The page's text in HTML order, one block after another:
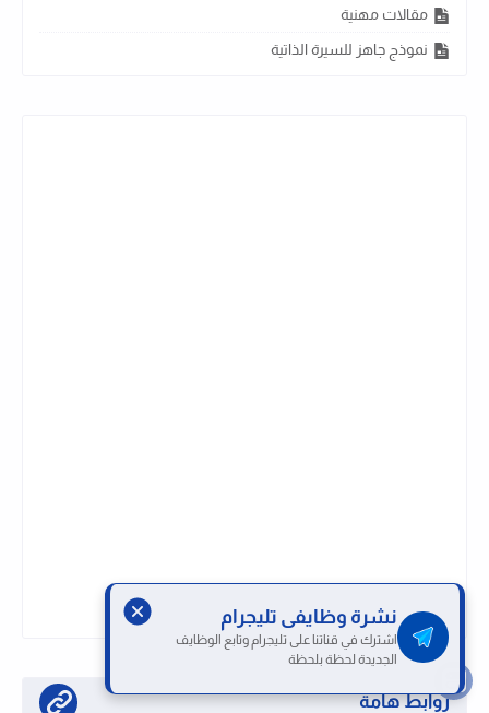
نشرة وظايفى تليجرام
اشترك في قناتنا على تليجرام وتابع الوظايف
الجديدة لحظة بلحظة
مقالات مهنية
نموذج جاهز للسيرة الذاتية
روابط هامة